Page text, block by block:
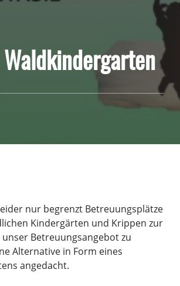
nur begrenzt Betreuungsplätze
Kindergärten und Krippen zur
Betreuungsangebot zu
Alternative in Form eines
angedacht.